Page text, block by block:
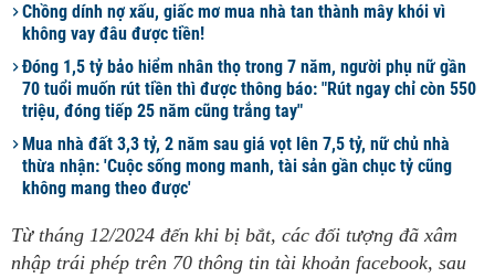
Chồng dính nợ xấu, giấc mơ mua nhà tan thành mây khói vì
không vay đâu được tiền!
Đóng 1,5 tỷ bảo hiểm nhân thọ trong 7 năm, người phụ nữ gần
70 tuổi muốn rút tiền thì được thông báo: "Rút ngay chỉ còn 550
triệu, đóng tiếp 25 năm cũng trắng tay"
Mua nhà đất 3,3 tỷ, 2 năm sau giá vọt lên 7,5 tỷ, nữ chủ nhà
thừa nhận: 'Cuộc sống mong manh, tài sản gần chục tỷ cũng
không mang theo được'
Từ tháng 12/2024 đến khi bị bắt, các đối tượng đã xâm
nhập trái phép trên 70 thông tin tài khoản facebook, sau